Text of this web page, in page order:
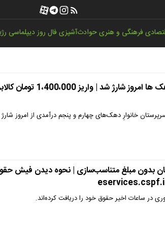
فرهنگی و هنریحوادثآشپزیفال روزدیپلماسی
فوری : حساب این دهک ها امروز شارژ شد |
سرپرستان خانوارِ دهک‌های چهارم و پنجم درآمدی از امروز
بدون مبلغ متناسب‌سازی | نحوه دیدن فیش
در ساعات اخیر حقوق خود را دریافت کرده‌اند.